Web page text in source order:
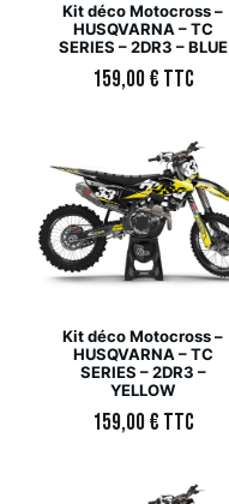
Kit déco Motocross –
HUSQVARNA – TC
SERIES – 2DR3 – BLUE
159,00€ TTC
Kit déco Motocross –
HUSQVARNA – TC
SERIES – 2DR3 –
YELLOW
159,00€ TTC